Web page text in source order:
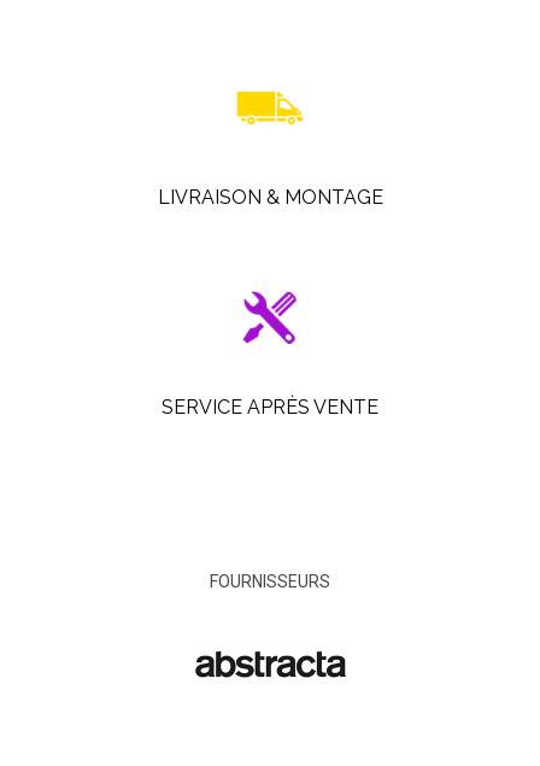
LIVRAISON & MONTAGE
SERVICE APRÈS VENTE
FOURNISSEURS